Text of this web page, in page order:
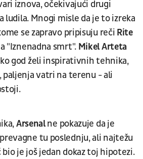
iznova, očekivajući drugi
Mnogi misle da je to izreka
se zapravo pripisuju reči Rite
"Iznenadna smrt". Mikel Arteta
god želi inspirativnih tehnika,
vatri na terenu - ali
Arsenalne pokazuje da je
tu poslednju, ali najtežu
je još jedan dokaz toj hipotezi.